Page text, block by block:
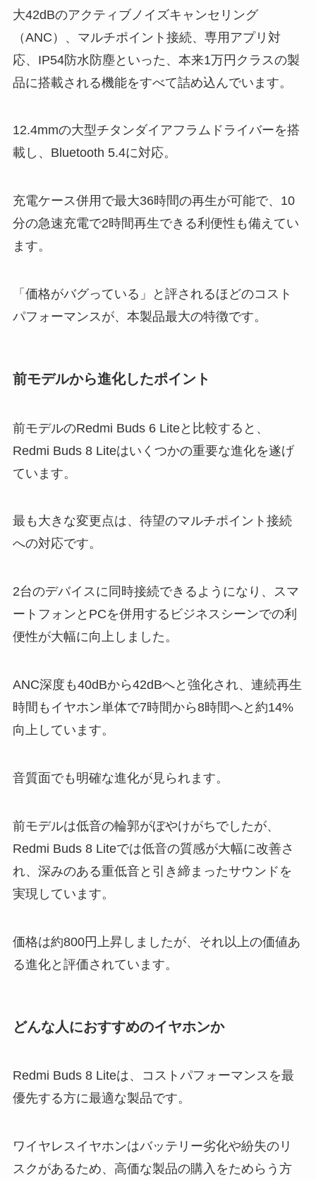
大42dBのアクティブノイズキャンセリング
（ANC）、マルチポイント接続、専用アプリ対
応、IP54防水防塵といった、本来1万円クラスの製
品に搭載される機能をすべて詰め込んでいます。
12.4mmの大型チタンダイアフラムドライバーを搭
載し、Bluetooth 5.4に対応。
充電ケース併用で最大36時間の再生が可能で、10
分の急速充電で2時間再生できる利便性も備えてい
ます。
「価格がバグっている」と評されるほどのコスト
パフォーマンスが、本製品最大の特徴です。
前モデルから進化したポイント
前モデルのRedmi Buds 6 Liteと比較すると、
Redmi Buds 8 Liteはいくつかの重要な進化を遂げ
ています。
最も大きな変更点は、待望のマルチポイント接続
への対応です。
2台のデバイスに同時接続できるようになり、スマ
ートフォンとPCを併用するビジネスシーンでの利
便性が大幅に向上しました。
ANC深度も40dBから42dBへと強化され、連続再生
時間もイヤホン単体で7時間から8時間へと約14%
向上しています。
音質面でも明確な進化が見られます。
前モデルは低音の輪郭がぼやけがちでしたが、
Redmi Buds 8 Liteでは低音の質感が大幅に改善さ
れ、深みのある重低音と引き締まったサウンドを
実現しています。
価格は約800円上昇しましたが、それ以上の価値あ
る進化と評価されています。
どんな人におすすめのイヤホンか
Redmi Buds 8 Liteは、コストパフォーマンスを最
優先する方に最適な製品です。
ワイヤレスイヤホンはバッテリー劣化や紛失のリ
スクがあるため、高価な製品の購入をためらう方